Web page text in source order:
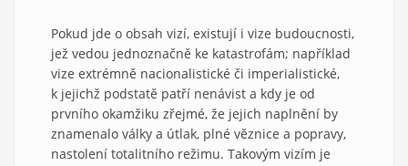
Pokud jde o obsah vizí, existují i vize budoucnosti,
jež vedou jednoznačně ke katastrofám; například
vize extrémně nacionalistické či imperialistické,
k jejichž podstatě patří nenávist a kdy je od
prvního okamžiku zřejmé, že jejich naplnění by
znamenalo války a útlak, plné věznice a popravy,
nastolení totalitního režimu. Takovým vizím je